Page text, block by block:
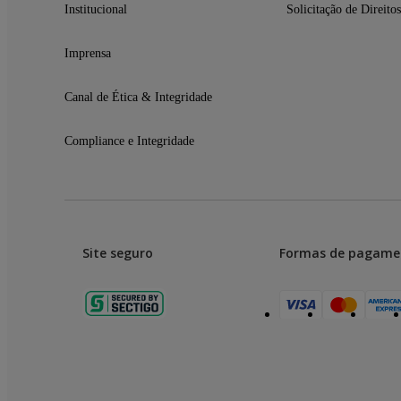
01 Manual do Usuário
Institucional
Imprensa
Canal de Ética & Integridade
Compliance e Integridade
Solicitação de Direitos
Site seguro Formas de